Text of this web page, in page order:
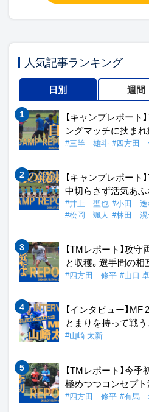
人気記事ランキング
日別 週間
【キャンプレポー
ングマッチに挟ま
#三竿 雄斗 #四方田
【キャンプレポー
中切らさず活気あふ
#井上 聖也 #小田 逸
#松岡 颯人 #林田 滉
【TMレポート】攻
と収穫。選手間の
#四方田 修平 #山口
【インタビュー】
とまりを持って戦
#山崎 太新
【TMレポート】今
極めつつコンセプ
#四方田 修平 #有馬